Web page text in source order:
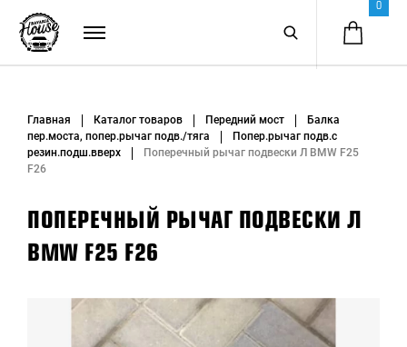
0
Главная Каталог товаров Передний мост
Балка
пер.моста, попер.рычаг подв./тяга
Попер.рычаг подв.с
резин.подш.вверх
Поперечный рычаг подвески Л BMW F25
F26
ПОПЕРЕЧНЫЙ РЫЧАГ ПОДВЕСКИ Л
BMW F25 F26